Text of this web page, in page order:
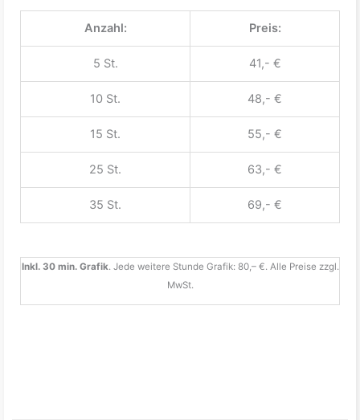
Anzahl: Preis:
5 St. 41,- €
10 St. 48,- €
15 St. 55,- €
25 St. 63,- €
35 St. 69,- €
Inkl. 30 min. Grafik. Jede weitere Stunde Grafik: 80,– €. Alle Preise zzgl.
MwSt.